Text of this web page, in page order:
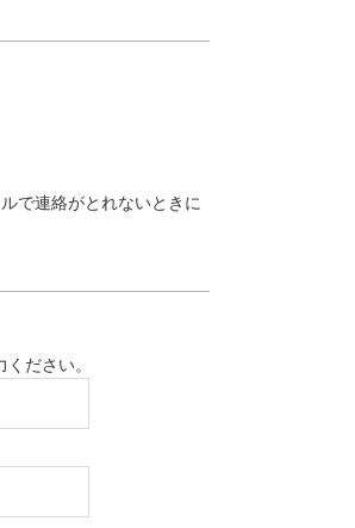
で連絡がとれないときに
ださい。